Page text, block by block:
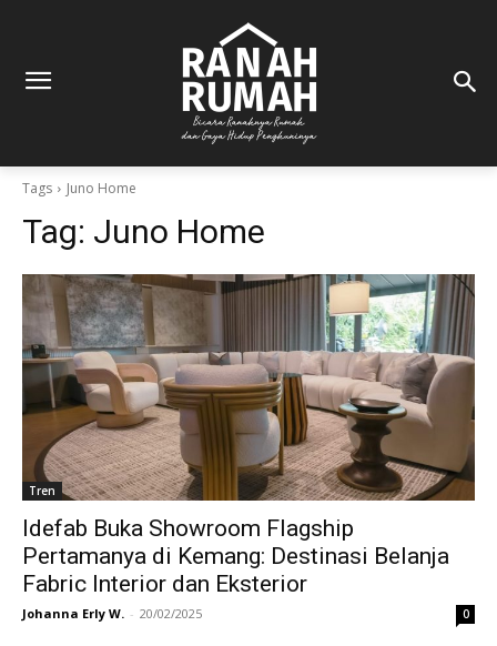
Tags Juno Home
Tag: Juno Home
Tren
Idefab Buka Showroom Flagship
Pertamanya di Kemang: Destinasi Belanja
Fabric Interior dan Eksterior
Johanna Erly W. - 20/02/2025 0